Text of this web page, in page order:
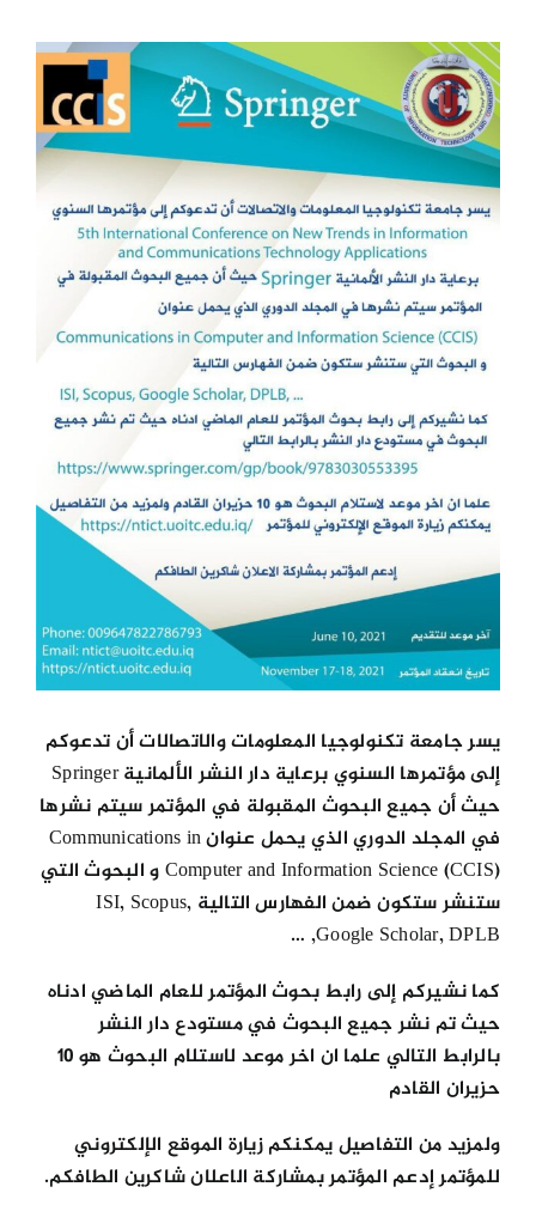
الكليات
المراكز
الخدمات
View
Larger
Image
يسر جامعة تكنولوجيا المعلومات والاتصالات أن تدعوكم
إلى مؤتمرها السنوي برعاية دار النشر الألمانية Springer
حيث أن جميع البحوث المقبولة في المؤتمر سيتم نشرها
في المجلد الدوري الذي يحمل عنوان Communications in
Computer and Information Science (CCIS) و البحوث التي
ستنشر ستكون ضمن الفهارس التالية ISI, Scopus,
Google Scholar, DPLB, …
كما نشيركم إلى رابط بحوث المؤتمر للعام الماضي ادناه
حيث تم نشر جميع البحوث في مستودع دار النشر
بالرابط التالي
علما ان اخر موعد لاستلام البحوث هو ١٠
حزيران القادم
ولمزيد من التفاصيل يمكنكم زيارة الموقع الإلكتروني
للمؤتمر إدعم المؤتمر بمشاركة الاعلان شاكرين الطافكم.